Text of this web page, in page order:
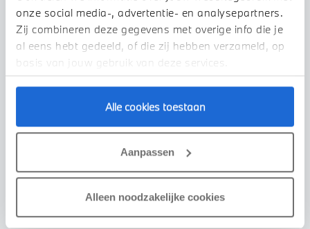
onze social media-, advertentie- en analysepartners.
Zij combineren deze gegevens met overige info die je
al eens hebt gedeeld, of die zij hebben verzameld, op
basis van jouw gebruik van deze services.
Alle cookies toestaan
Aanpassen
Alleen noodzakelijke cookies